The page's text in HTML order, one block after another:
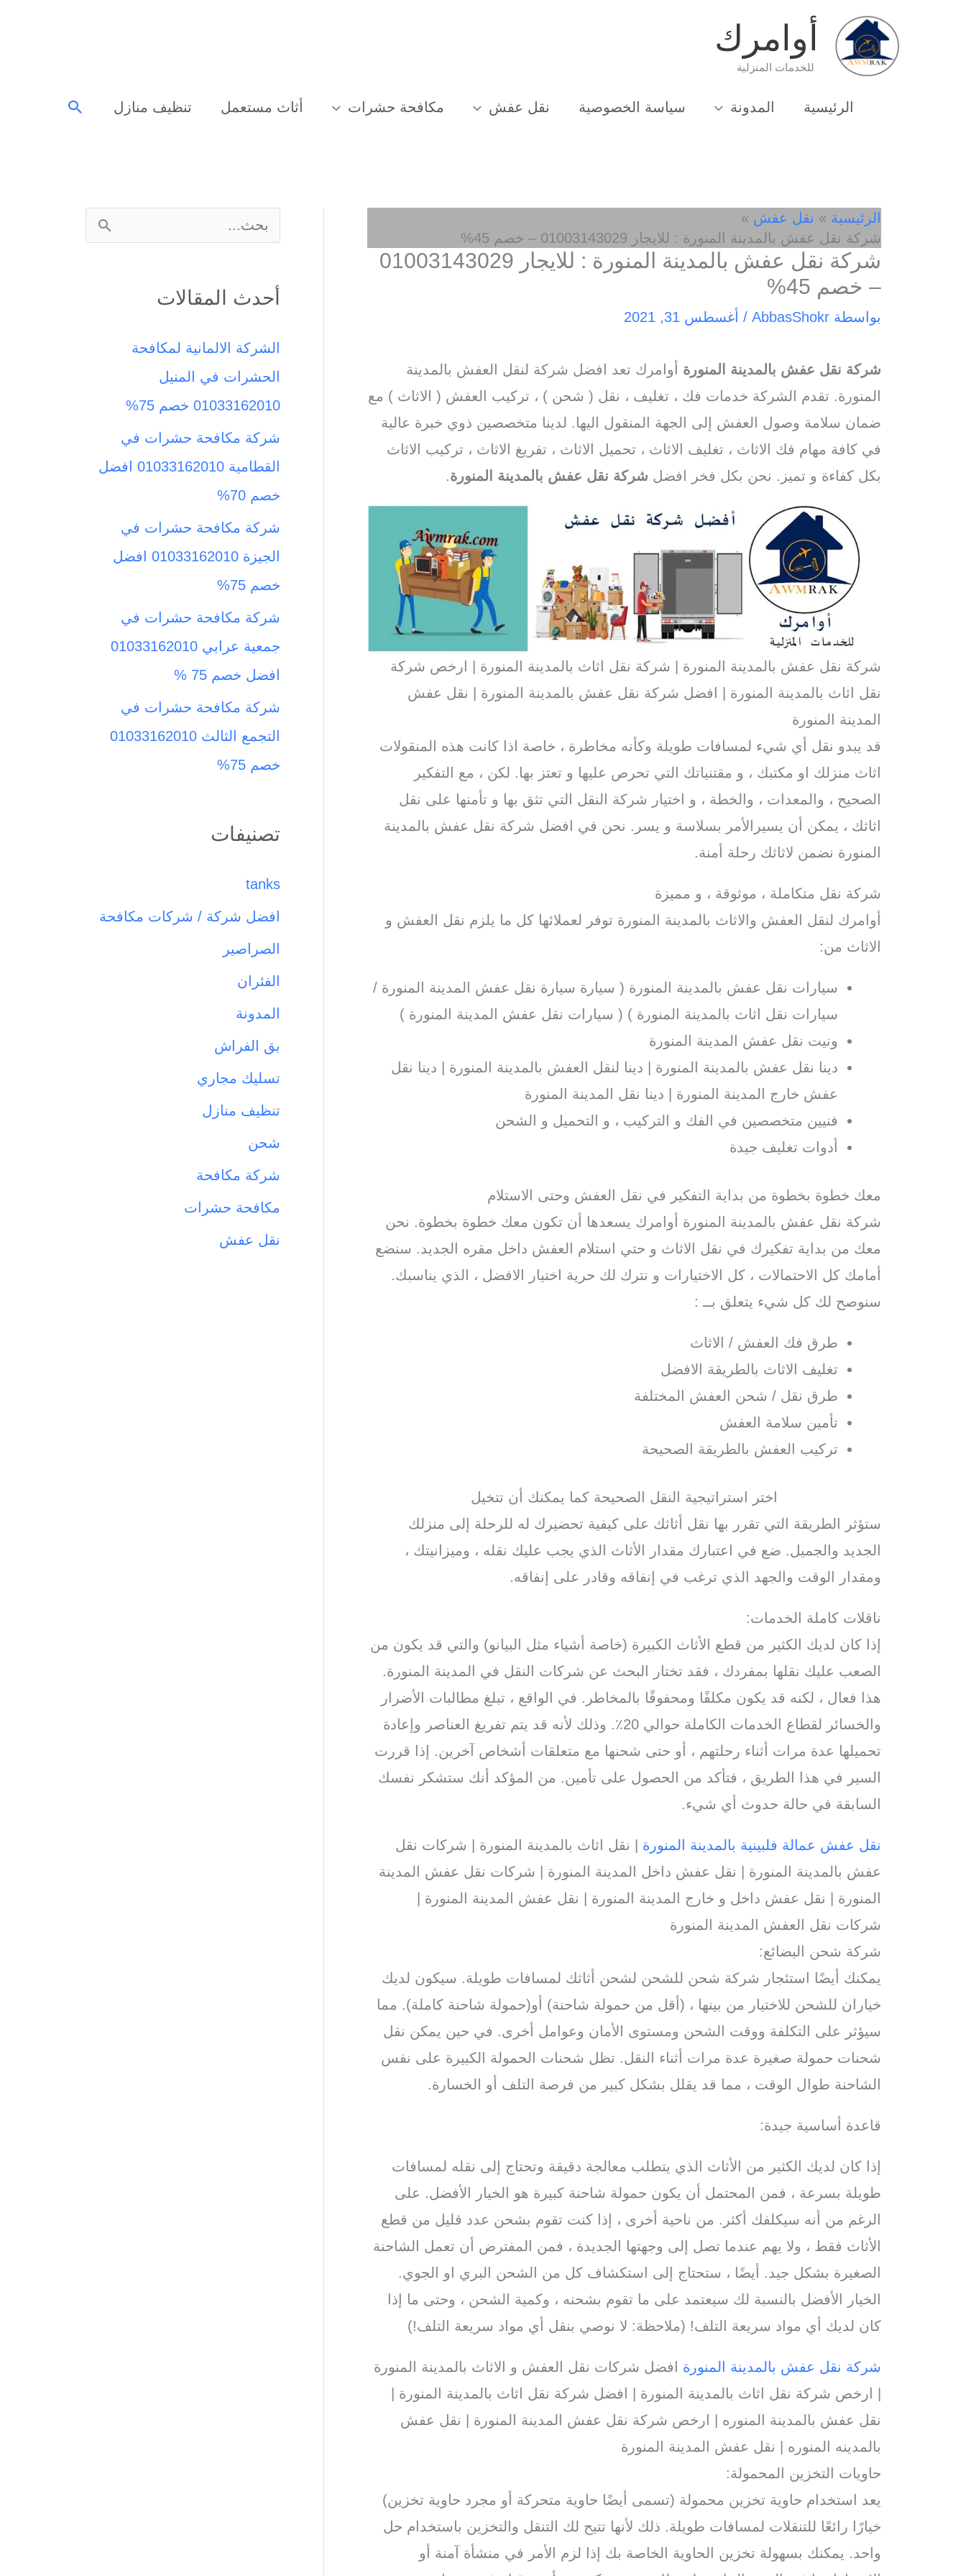
أوامرك
للخدمات المنزلية
الرئيسية المدونة سياسة الخصوصية نقل عفش مكافحة حشرات أثاث مستعمل تنظيف منازل البحث
الرئيسية
نقل عفش
شركة نقل عفش بالمدينة المنورة : للايجار 01003143029 – خصم 45%
شركة نقل عفش بالمدينة المنورة : للايجار 01003143029
– خصم 45%
بواسطة AbbasShokr
/ أغسطس 31, 2021
شركة نقل عفش بالمدينة المنورة أوامرك تعد افضل شركة لنقل العفش بالمدينة
المنورة. تقدم الشركة خدمات فك ، تغليف ، نقل ( شحن ) ، تركيب العفش ( الاثاث ) مع
ضمان سلامة وصول العفش إلى الجهة المنقول اليها. لدينا متخصصين ذوي خبرة عالية
في كافة مهام فك الاثاث ، تغليف الاثاث ، تحميل الاثاث ، تفريغ الاثاث ، تركيب الاثاث
بكل كفاءة و تميز. نحن بكل فخر افضل شركة نقل عفش بالمدينة المنورة.
شركة نقل عفش بالمدينة المنورة | شركة نقل اثاث بالمدينة المنورة | ارخص شركة
نقل اثاث بالمدينة المنورة | افضل شركة نقل عفش بالمدينة المنورة | نقل عفش
المدينة المنورة
قد يبدو نقل أي شيء لمسافات طويلة وكأنه مخاطرة ، خاصة اذا كانت هذه المنقولات
اثاث منزلك او مكتبك ، و مقتنياتك التي تحرص عليها و تعتز بها. لكن ، مع التفكير
الصحيح ، والمعدات ، والخطة ، و اختيار شركة النقل التي تثق بها و تأمنها على نقل
اثاثك ، يمكن أن يسيرالأمر بسلاسة و يسر. نحن في افضل شركة نقل عفش بالمدينة
المنورة نضمن لاثاثك رحلة أمنة.
شركة نقل متكاملة ، موثوقة ، و مميزة
أوامرك لنقل العفش والاثاث بالمدينة المنورة توفر لعملائها كل ما يلزم نقل العفش و
الاثاث من:
سيارات نقل عفش بالمدينة المنورة ( سيارة سيارة نقل عفش المدينة المنورة /
سيارات نقل اثاث بالمدينة المنورة ) ( سيارات نقل عفش المدينة المنورة )
ونيت نقل عفش المدينة المنورة
دينا نقل عفش بالمدينة المنورة | دينا لنقل العفش بالمدينة المنورة | دينا نقل
عفش خارج المدينة المنورة | دينا نقل المدينة المنورة
فنيين متخصصين في الفك و التركيب ، و التحميل و الشحن
أدوات تغليف جيدة
معك خطوة بخطوة من بداية التفكير في نقل العفش وحتى الاستلام
شركة نقل عفش بالمدينة المنورة أوامرك يسعدها أن تكون معك خطوة بخطوة. نحن
معك من بداية تفكيرك في نقل الاثاث و حتي استلام العفش داخل مقره الجديد. سنضع
أمامك كل الاحتمالات ، كل الاختيارات و نترك لك حرية اختيار الافضل ، الذي يناسبك.
سنوصح لك كل شيء يتعلق بــ :
طرق فك العفش / الاثاث
تغليف الاثاث بالطريقة الافضل
طرق نقل / شحن العفش المختلفة
تأمين سلامة العفش
تركيب العفش بالطريقة الصحيحة
اختر استراتيجية النقل الصحيحة كما يمكنك أن تتخيل
ستؤثر الطريقة التي تقرر بها نقل أثاثك على كيفية تحضيرك له للرحلة إلى منزلك
الجديد والجميل. ضع في اعتبارك مقدار الأثاث الذي يجب عليك نقله ، وميزانيتك ،
ومقدار الوقت والجهد الذي ترغب في إنفاقه وقادر على إنفاقه.
ناقلات كاملة الخدمات:
إذا كان لديك الكثير من قطع الأثاث الكبيرة (خاصة أشياء مثل البيانو) والتي قد يكون من
الصعب عليك نقلها بمفردك ، فقد تختار البحث عن شركات النقل في المدينة المنورة.
هذا فعال ، لكنه قد يكون مكلفًا ومحفوفًا بالمخاطر. في الواقع ، تبلغ مطالبات الأضرار
والخسائر لقطاع الخدمات الكاملة حوالي 20٪. وذلك لأنه قد يتم تفريغ العناصر وإعادة
تحميلها عدة مرات أثناء رحلتهم ، أو حتى شحنها مع متعلقات أشخاص آخرين. إذا قررت
السير في هذا الطريق ، فتأكد من الحصول على تأمين. من المؤكد أنك ستشكر نفسك
السابقة في حالة حدوث أي شيء.
نقل عفش عمالة فلبينية بالمدينة المنورة | نقل اثاث بالمدينة المنورة | شركات نقل
عفش بالمدينة المنورة | نقل عفش داخل المدينة المنورة | شركات نقل عفش المدينة
المنورة | نقل عفش داخل و خارج المدينة المنورة | نقل عفش المدينة المنورة |
شركات نقل العفش المدينة المنورة
شركة شحن البضائع:
يمكنك أيضًا استئجار شركة شحن للشحن لشحن أثاثك لمسافات طويلة. سيكون لديك
خياران للشحن للاختيار من بينها ، (أقل من حمولة شاحنة) أو(حمولة شاحنة كاملة). مما
سيؤثر على التكلفة ووقت الشحن ومستوى الأمان وعوامل أخرى. في حين يمكن نقل
شحنات حمولة صغيرة عدة مرات أثناء النقل. تظل شحنات الحمولة الكبيرة على نفس
الشاحنة طوال الوقت ، مما قد يقلل بشكل كبير من فرصة التلف أو الخسارة.
قاعدة أساسية جيدة:
إذا كان لديك الكثير من الأثاث الذي يتطلب معالجة دقيقة وتحتاج إلى نقله لمسافات
طويلة بسرعة ، فمن المحتمل أن يكون حمولة شاحنة كبيرة هو الخيار الأفضل. على
الرغم من أنه سيكلفك أكثر. من ناحية أخرى ، إذا كنت تقوم بشحن عدد قليل من قطع
الأثاث فقط ، ولا يهم عندما تصل إلى وجهتها الجديدة ، فمن المفترض أن تعمل الشاحنة
الصغيرة بشكل جيد. أيضًا ، ستحتاج إلى استكشاف كل من الشحن البري او الجوي.
الخيار الأفضل بالنسبة لك سيعتمد على ما تقوم بشحنه ، وكمية الشحن ، وحتى ما إذا
كان لديك أي مواد سريعة التلف! (ملاحظة: لا نوصي بنقل أي مواد سريعة التلف!)
شركة نقل عفش بالمدينة المنورة افضل شركات نقل العفش و الاثاث بالمدينة المنورة
| ارخص شركة نقل اثاث بالمدينة المنورة | افضل شركة نقل اثاث بالمدينة المنورة |
نقل عفش بالمدينة المنوره | ارخص شركة نقل عفش المدينة المنورة | نقل عفش
بالمدينه المنوره | نقل عفش المدينة المنورة
حاويات التخزين المحمولة:
يعد استخدام حاوية تخزين محمولة (تسمى أيضًا حاوية متحركة أو مجرد حاوية تخزين)
خيارًا رائعًا للتنقلات لمسافات طويلة. ذلك لأنها تتيح لك التنقل والتخزين باستخدام حل
واحد. يمكنك بسهولة تخزين الحاوية الخاصة بك إذا لزم الأمر في منشأة آمنة أو
ب
ث
ع
ن
أحدث المقالات
الشركة الالمانية لمكافحة
الحشرات في المنيل
01033162010 خصم 75%
شركة مكافحة حشرات في
القطامية 01033162010 افضل
خصم 70%
شركة مكافحة حشرات في
الجيزة 01033162010 افضل
خصم 75%
شركة مكافحة حشرات في
جمعية عرابي 01033162010
افضل خصم 75 %
شركة مكافحة حشرات في
التجمع الثالث 01033162010
خصم 75%
تصنيفات
tanks
افضل شركة / شركات مكافحة
الصراصير
الفئران
المدونة
بق الفراش
تسليك مجاري
تنظيف منازل
شحن
شركة مكافحة
مكافحة حشرات
نقل عفش